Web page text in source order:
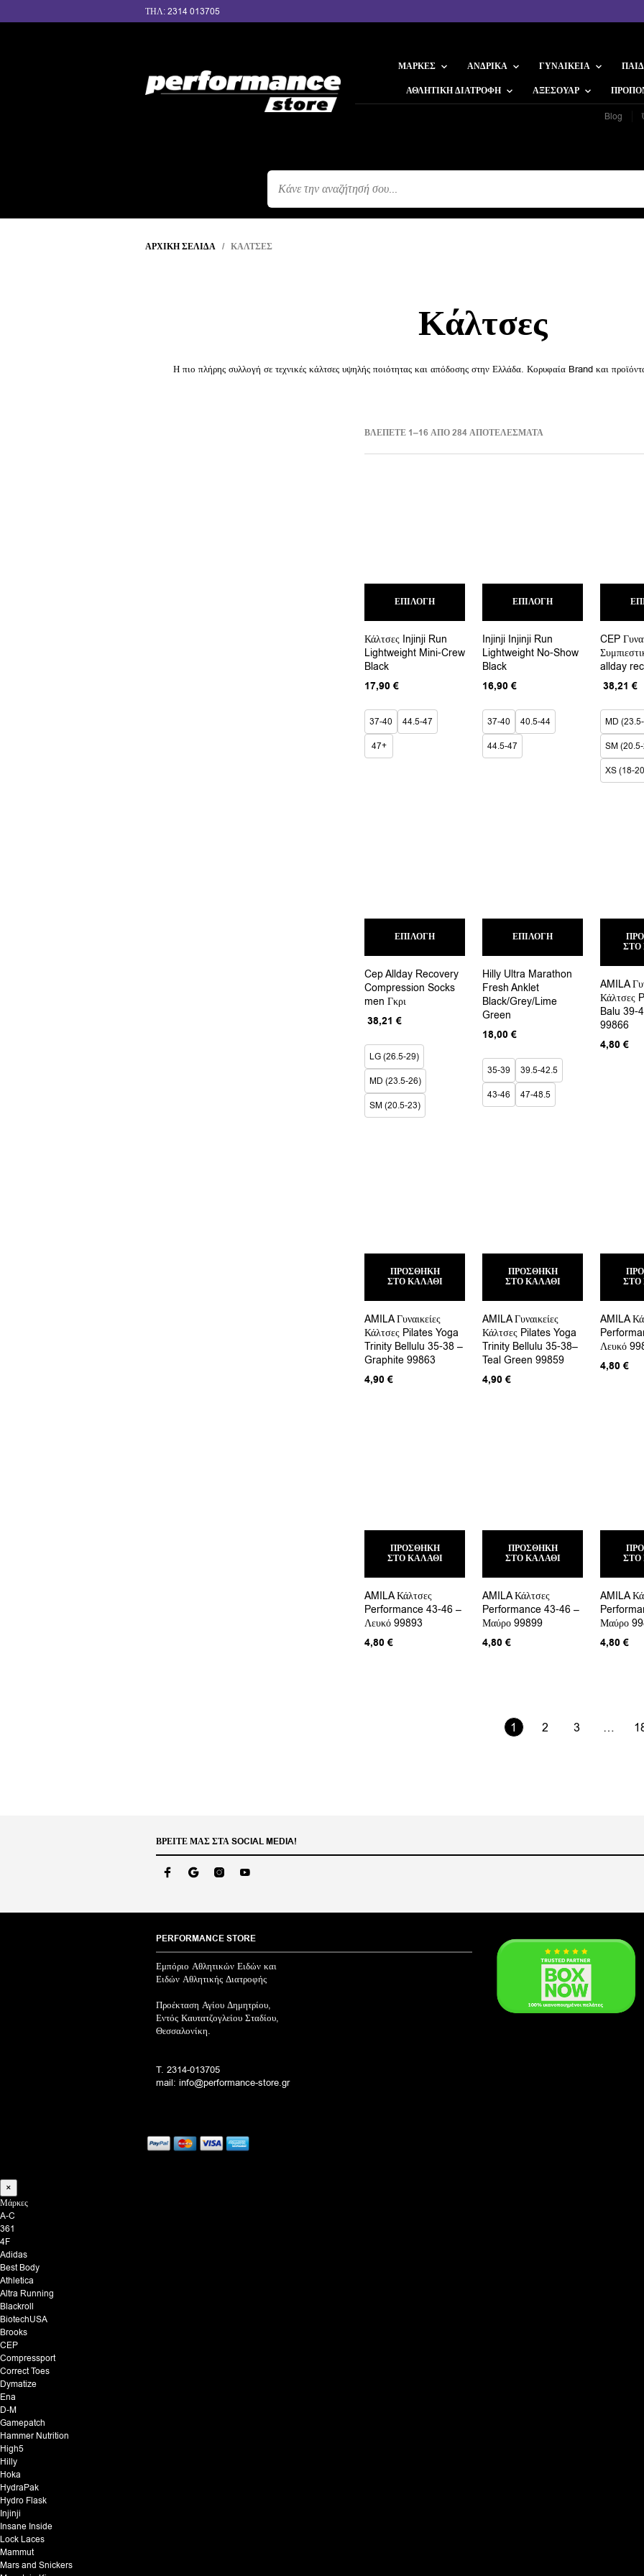
ΤΗΛ: 2314 013705
ΜΆΡΚΕΣ ΑΝΔΡΙΚΆ ΓΥΝΑΙΚΕΊΑ
ΑΘΛΗΤΙΚΉ ΔΙΑΤΡΟΦΉ
ΑΞΕΣΟΥΆΡ
Blog
ΑΝΑΖΉΤΗΣΗ
ΠΡΟΪΌΝΤΩΝ
ΑΡΧΙΚΉ ΣΕΛΊΔΑ / ΚΆΛΤΣΕΣ
Κάλτσες
Η πιο πλήρης συλλογή σε τεχνικές κάλτσες υψηλής ποιότητας και απόδοσης στην Ελλάδα. Κορυφαία Brand και
ΒΛΈΠΕΤΕ 1–16 ΑΠΌ 284 ΑΠΟΤΕΛΈΣΜΑΤΑSORTED
LATEST
ΕΠΙΛΟΓΉ
πολλαπλές
παραλλαγές.
επιλογές
μπορούν
επιλεγούν
σελίδα
Κάλτσες Injinji Run
Lightweight Mini-Crew
Black
17,90 €
37-40 44.5-47
47+
ΕΠΙΛΟΓΉ
πολλαπλές
παραλλαγές.
επιλογές
μπορούν
επιλεγούν
σελίδα
προϊόντος
Injinji Injinji Run
Lightweight No-Show
Black
16,90€
37-40 40.5-44
44.5-47
CEP
allday
Original
was:
44,95
38,21€Η
MD
SM
XS (18-
ΕΠΙΛΟΓΉ
πολλαπλές
παραλλαγές.
επιλογές
σελίδα
προϊόντος
Cep Allday Recovery
Compression Socks
men Γκρι
Original
was:
44,95 €.
38,21 €Η
τιμή
είναι:
38,21 €.
LG (26.5-29)
MD (23.5-26)
SM (20.5-23)
ΕΠΙΛΟΓΉ
παραλλαγές.
επιλογές
μπορούν
επιλεγούν
Hilly Ultra Marathon
Fresh Anklet
Black/Grey/Lime
Green
18,00€
35-39 39.5-42.5
43-46 47-48.5
ΣΤΟ
AMILA
Κάλτσες
Balu 39-
99866
4,80€
ΠΡΟΣΘΉΚΗ
ΣΤΟ ΚΑΛΆΘΙ
AMILA Γυναικείες
Κάλτσες Pilates Yoga
Trinity Bellulu 35-38 –
Graphite 99863
4,90 €
ΠΡΟΣΘΉΚΗ
ΣΤΟ ΚΑΛΆΘΙ
AMILA Γυναικείες
Κάλτσες Pilates Yoga
Trinity Bellulu 35-38–
Teal Green 99859
4,90€
ΣΤΟ
AMILA
Λευκό
4,80€
ΠΡΟΣΘΉΚΗ
ΣΤΟ ΚΑΛΆΘΙ
AMILA Κάλτσες
Performance 43-46 –
Λευκό 99893
4,80 €
ΠΡΟΣΘΉΚΗ
ΣΤΟ ΚΑΛΆΘΙ
AMILA Κάλτσες
Performance 43-46 –
Μαύρο 99899
4,80€
ΣΤΟ
AMILA
Μαύρο
4,80€
1 2 3 …
ΒΡΕΊΤΕ ΜΑΣ ΣΤΑ SOCIAL MEDIA!
PERFORMANCE STORE
Εμπόριο Αθλητικών Ειδών και
Ειδών Αθλητικής Διατροφής
Προέκταση Αγίου Δημητρίου,
Εντός Καυτατζογλείου Σταδίου,
Θεσσαλονίκη.
T. 2314-013705
mail: info@performance-store.gr
×
Μάρκες
A-C
361
4F
Adidas
Best Body
Athletica
Altra Running
Blackroll
BiotechUSA
Brooks
CEP
Compressport
Correct Toes
Dymatize
Ena
D-M
Gamepatch
Hammer Nutrition
High5
Hilly
Hoka
HydraPak
Hydro Flask
Injinji
Insane Inside
Lock Laces
Mammut
Mars and Snickers